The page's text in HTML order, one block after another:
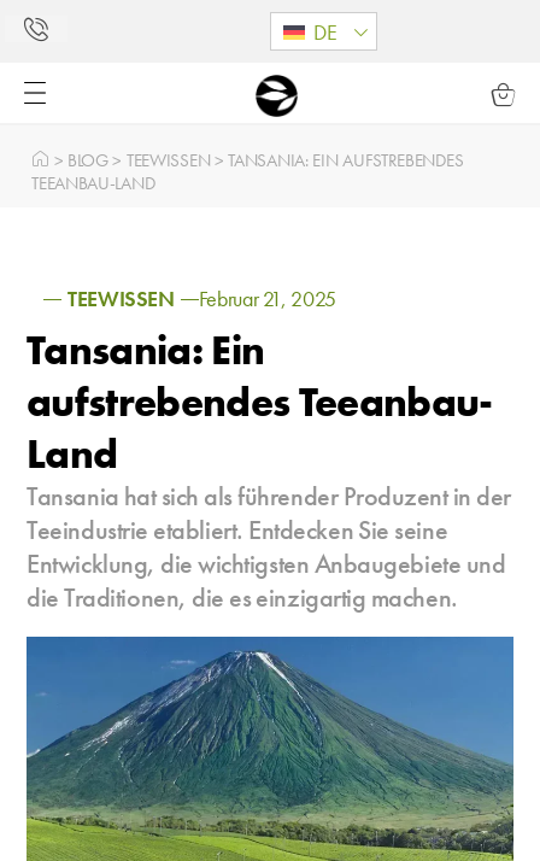
DE
> BLOG> TEEWISSEN >TANSANIA: EIN AUFSTREBENDES
TEEANBAU-LAND
TEEWISSEN Februar 21, 2025
Tansania: Ein
aufstrebendes Teeanbau-
Land
Tansania hat sich als führender Produzent in der
Teeindustrie etabliert. Entdecken Sie seine
Entwicklung, die wichtigsten Anbaugebiete und
die Traditionen, die es einzigartig machen.